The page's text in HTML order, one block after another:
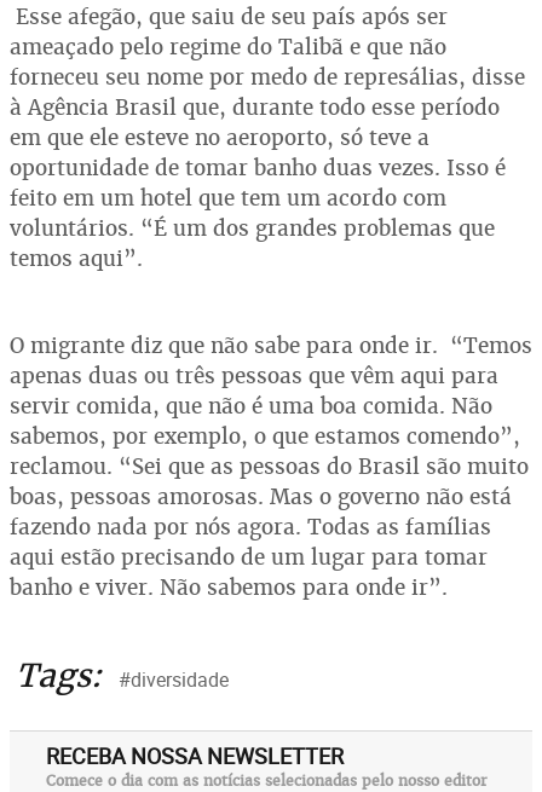
Esse afegão, que saiu de seu país após ser
ameaçado pelo regime do Talibã e que não
forneceu seu nome por medo de represálias, disse
à Agência Brasil que, durante todo esse período
em que ele esteve no aeroporto, só teve a
oportunidade de tomar banho duas vezes. Isso é
feito em um hotel que tem um acordo com
voluntários. “É um dos grandes problemas que
temos aqui”.
O migrante diz que não sabe para onde ir. “Temos
apenas duas ou três pessoas que vêm aqui para
servir comida, que não é uma boa comida. Não
sabemos, por exemplo, o que estamos comendo”,
reclamou. “Sei que as pessoas do Brasil são muito
boas, pessoas amorosas. Mas o governo não está
fazendo nada por nós agora. Todas as famílias
aqui estão precisando de um lugar para tomar
banho e viver. Não sabemos para onde ir”.
Tags: #diversidade
RECEBA NOSSA NEWSLETTER
Comece o dia com as notícias selecionadas pelo nosso editor